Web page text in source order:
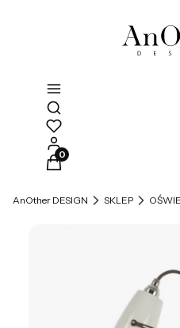
Otwórz wyszukiwarkę
Produkty w koszyku: 0.
AnOther DESIGN SKLEP